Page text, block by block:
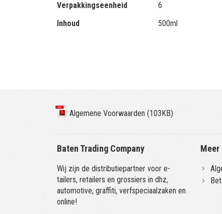
Verpakkingseenheid
6
Inhoud
500ml
Algemene Voorwaarden (103KB)
Baten Trading Company
Wij zijn de distributiepartner voor e-
tailers, retailers en grossiers in dhz,
automotive, graffiti, verfspeciaalzaken en
online!